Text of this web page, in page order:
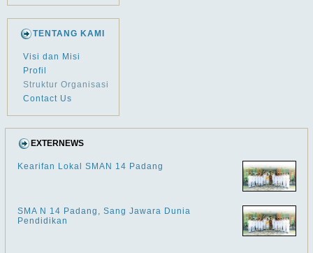
TENTANG KAMI
Visi dan Misi
Profil
Struktur Organisasi
Contact Us
EXTERNEWS
Kearifan Lokal SMAN 14 Padang
SMA N 14 Padang, Sang Jawara Dunia
Pendidikan